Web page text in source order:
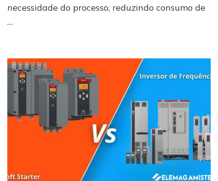
necessidade do processo, reduzindo consumo de
…